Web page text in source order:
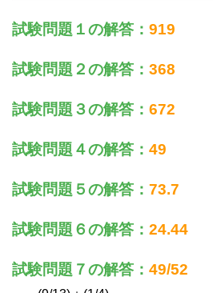
試験問題１の解答： 919
試験問題２の解答： 368
試験問題３の解答： 672
試験問題４の解答： 49
試験問題５の解答： 73.7
試験問題６の解答： 24.44
試験問題７の解答： 49/52